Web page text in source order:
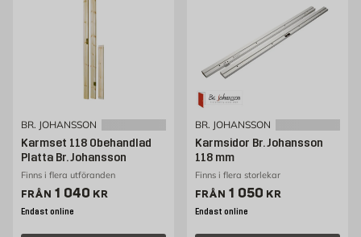
BR. JOHANSSON
Karmset 118 Obehandlad
Platta Br. Johansson
Finns i flera utföranden
FRÅN Pris 1040 kr
1 040 KR
Endast online
BR. JOHANSSON
Karmsidor Br. Johansson
118 mm
Finns i flera storlekar
FRÅN Pris 1050 kr
1 050 KR
Endast online